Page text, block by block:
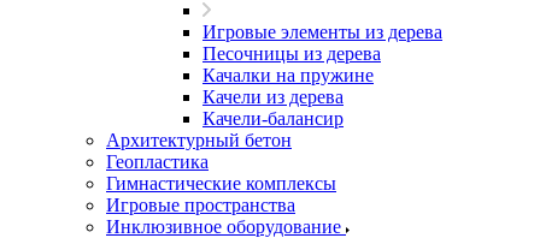
Игровые элементы из дерева
Песочницы из дерева
Качалки на пружине
Качели из дерева
Качели-балансир
Архитектурный бетон
Геопластика
Гимнастические комплексы
Игровые пространства
Инклюзивное оборудование